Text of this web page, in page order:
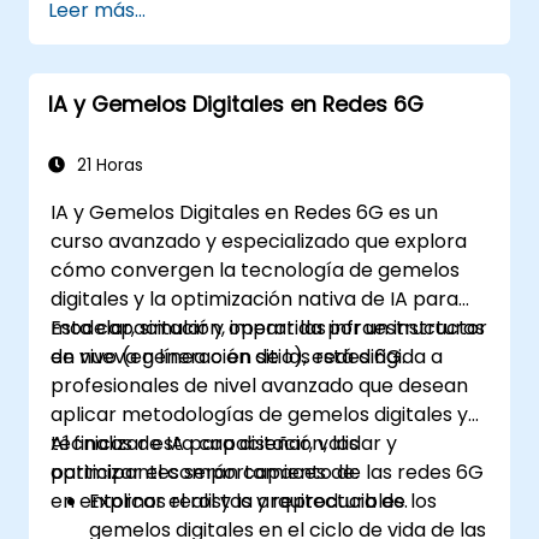
relacionados con IMT-2030.
Evaluar el panorama cambiante de los
proveedores y los niveles de madurez
tecnológica.
inversiones tempranas, alianzas de
Leer más...
IA y Gemelos Digitales en Redes 6G
21 Horas
IA y Gemelos Digitales en Redes 6G es un
curso avanzado y especializado que explora
cómo convergen la tecnología de gemelos
digitales y la optimización nativa de IA para
modelar, simular y operar las infraestructuras
de nueva generación de las redes 6G.
Esta capacitación, impartida por un instructor
en vivo (en línea o en sitio), está dirigida a
profesionales de nivel avanzado que desean
aplicar metodologías de gemelos digitales y
técnicas de IA para diseñar, validar y
optimizar el comportamiento de las redes 6G
en entornos realistas y reproducibles.
Al finalizar esta capacitación, los
participantes serán capaces de:
Explicar el rol y la arquitectura de los
gemelos digitales en el ciclo de vida de las